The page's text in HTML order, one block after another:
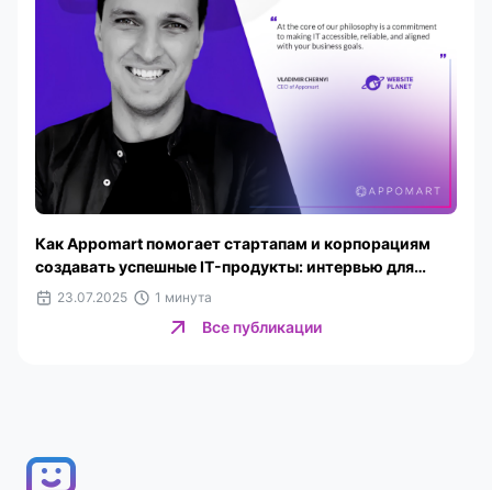
Как Appomart помогает стартапам и корпорациям
создавать успешные IT-продукты: интервью для
Website Planet
23.07.2025 1 минута
Все публикации